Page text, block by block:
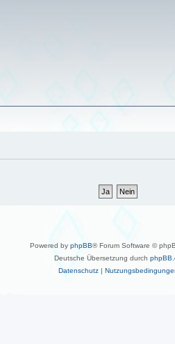
Powered by phpBB® Forum Software ©
Deutsche Übersetzung durch
Datenschutz|